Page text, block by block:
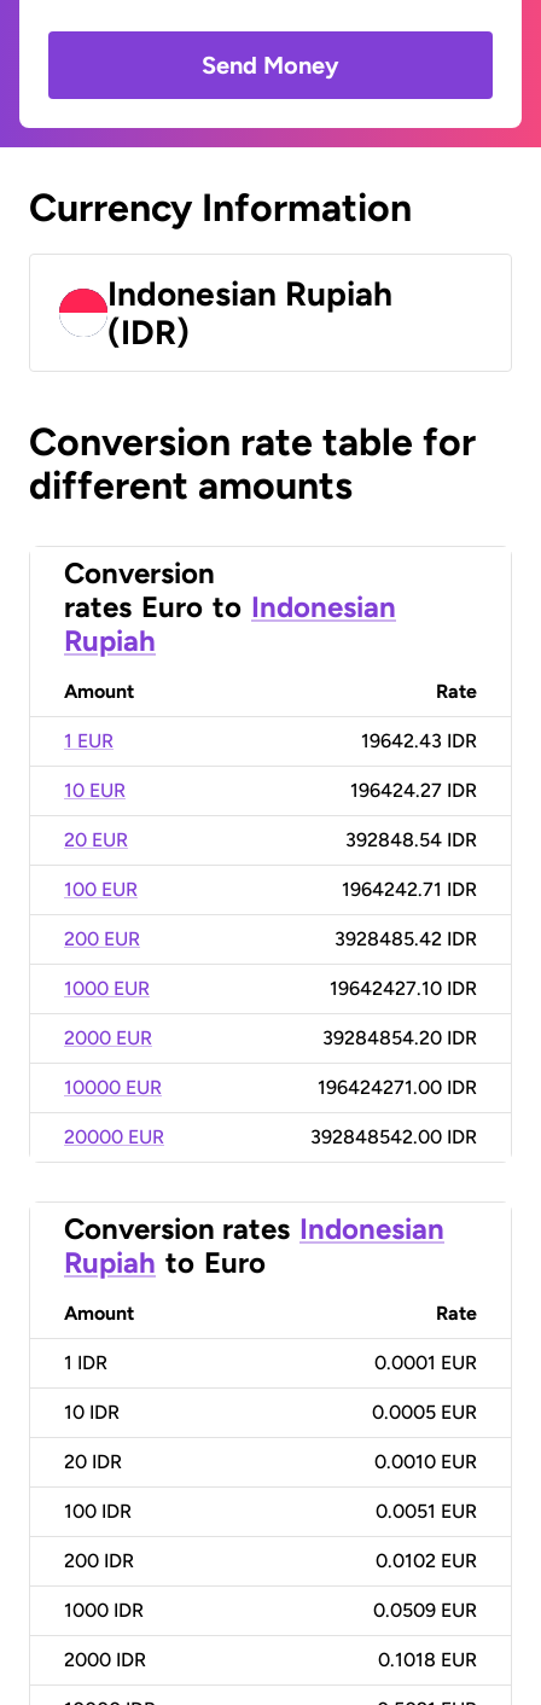
Send Money
Currency Information
Indonesian Rupiah
(IDR)
Conversion rate table for
different amounts
Conversion
rates Euro to Indonesian
Rupiah
Amount Rate
1 EUR 19642.43 IDR
10 EUR 196424.27 IDR
20 EUR 392848.54 IDR
100 EUR 1964242.71 IDR
200 EUR 3928485.42 IDR
1000 EUR 19642427.10 IDR
2000 EUR 39284854.20 IDR
10000 EUR 196424271.00 IDR
20000 EUR 392848542.00 IDR
Conversion rates Indonesian
Rupiah to Euro
Amount Rate
1 IDR 0.0001 EUR
10 IDR 0.0005 EUR
20 IDR 0.0010 EUR
100 IDR 0.0051 EUR
200 IDR 0.0102 EUR
1000 IDR 0.0509 EUR
2000 IDR 0.1018 EUR